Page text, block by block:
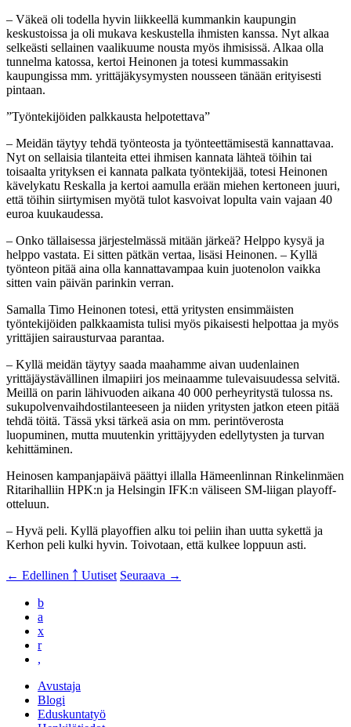
– Väkeä oli todella hyvin liikkeellä kummankin kaupungin
keskustoissa ja oli mukava keskustella ihmisten kanssa. Nyt alkaa
selkeästi sellainen vaalikuume nousta myös ihmisissä. Alkaa olla
tunnelma katossa, kertoi Heinonen ja totesi kummassakin
kaupungissa mm. yrittäjäkysymysten nousseen tänään erityisesti
pintaan.
”Työntekijöiden palkkausta helpotettava”
– Meidän täytyy tehdä työnteosta ja työnteettämisestä kannattavaa.
Nyt on sellaisia tilanteita ettei ihmisen kannata lähteä töihin tai
toisaalta yrityksen ei kannata palkata työntekijää, totesi Heinonen
kävelykatu Reskalla ja kertoi aamulla erään miehen kertoneen juuri,
että töihin siirtymisen myötä tulot kasvoivat lopulta vain vajaan 40
euroa kuukaudessa.
– Onko tällaisessa järjestelmässä mitään järkeä? Helppo kysyä ja
helppo vastata. Ei sitten pätkän vertaa, lisäsi Heinonen. – Kyllä
työnteon pitää aina olla kannattavampaa kuin juotenolon vaikka
sitten vain päivän parinkin verran.
Samalla Timo Heinonen totesi, että yritysten ensimmäisten
työntekijöiden palkkaamista tulisi myös pikaisesti helpottaa ja myös
yrittäjien sairausturvaa parantaa.
– Kyllä meidän täytyy saada maahamme aivan uudenlainen
yrittäjäystävällinen ilmapiiri jos meinaamme tulevaisuudessa selvitä.
Meillä on parin lähivuoden aikana 40 000 perheyritystä tulossa ns.
sukupolvenvaihdostilanteeseen ja niiden yritysten jatkon eteen pitää
tehdä töitä. Tässä yksi tärkeä asia on mm. perintöverosta
luopuminen, mutta muutenkin yrittäjyyden edellytysten ja turvan
kehittäminen.
Heinosen kampanjapäivä päättyi illalla Hämeenlinnan Rinkelinmäen
Ritarihalliin HPK:n ja Helsingin IFK:n väliseen SM-liigan playoff-
otteluun.
– Hyvä peli. Kyllä playoffien alku toi peliin ihan uutta sykettä ja
Kerhon peli kulki hyvin. Toivotaan, että kulkee loppuun asti.
← Edellinen ￪ Uutiset Seuraava →
b
a
x
r
,
Avustaja
Blogi
Eduskuntatyö